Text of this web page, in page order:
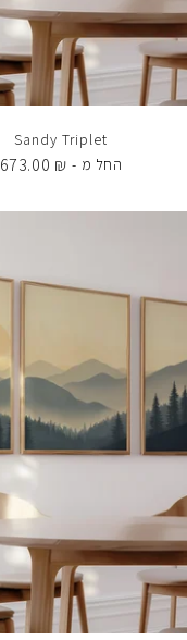
Sandy Triplet
החל מ -
673.00 ₪